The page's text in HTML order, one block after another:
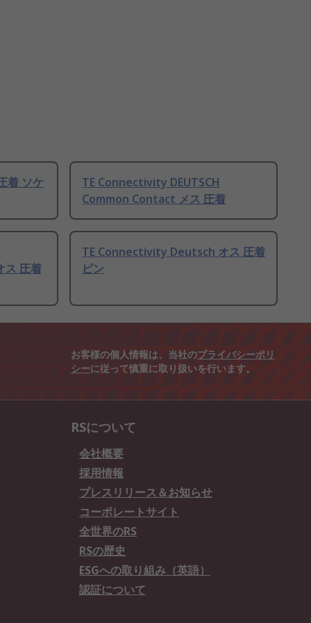
着 ソケ
TE Connectivity DEUTSCH
Common Contact メス 圧着
ス 圧着
TE Connectivity Deutsch オス 圧着
ピン
お客様の個人情報は、当社のプライバシーポリ
シーに従って慎重に取り扱いを行います。
RSについて
会社概要
採用情報
プレスリリース＆お知らせ
コーポレートサイト
全世界のRS
RSの歴史
ESGへの取り組み（英語）
認証について